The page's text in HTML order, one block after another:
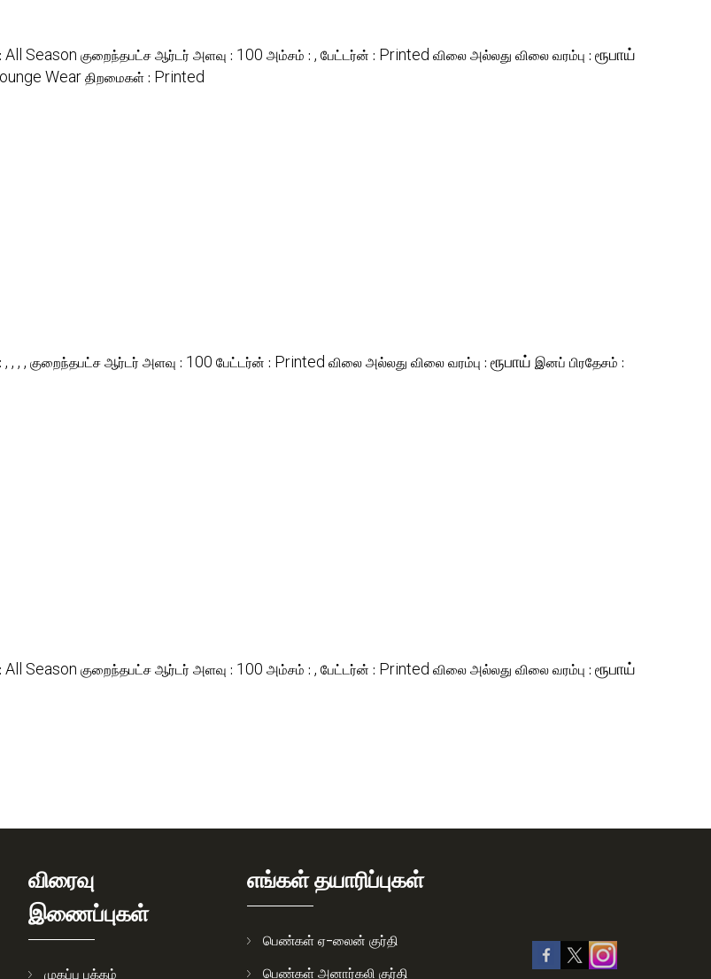
All Season குறைந்தபட்ச ஆர்டர் அளவு : 100 அம்சம் : , பேட்டர்ன் : Printed விலை அல்லது விலை வரம்பு : ரூபாய்
Wearதிறமைகள் : Printed
, , , , குறைந்தபட்ச ஆர்டர் அளவு : 100 பேட்டர்ன் : Printed விலை அல்லது விலை வரம்பு : ரூபாய் இனப் பிரதேசம் :
All Season குறைந்தபட்ச ஆர்டர் அளவு : 100 அம்சம் : , பேட்டர்ன் : Printed விலை அல்லது விலை வரம்பு : ரூபாய்
விரைவு
இணைப்புகள்
முகப்பு பக்கம்
எங்கள் தயாரிப்புகள்
பெண்கள் ஏ-லைன் குர்தி
பெண்கள் அனார்கலி குர்தி